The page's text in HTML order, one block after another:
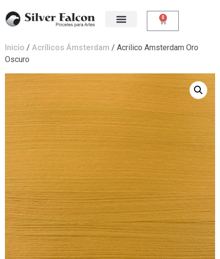
0
Inicio / Acrílicos Ámsterdam / Acrilico Amsterdam Oro
Oscuro